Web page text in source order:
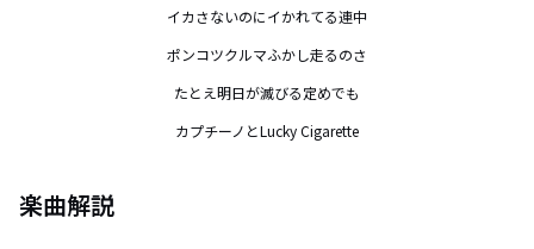
イカさないのにイかれてる連中
ポンコツクルマふかし走るのさ
たとえ明日が滅びる定めでも
カプチーノとLucky Cigarette
楽曲解説